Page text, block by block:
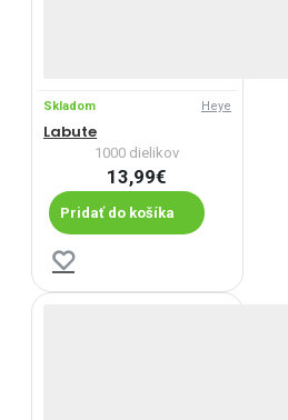
Skladom Heye
Labute
1000 dielikov
13,99€
Pridať do košíka